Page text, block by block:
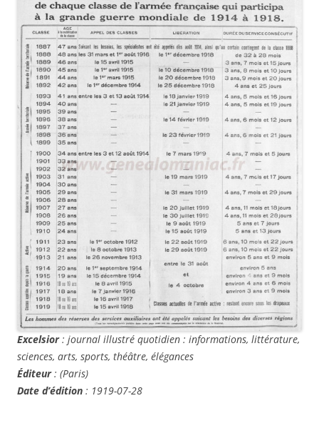
Excelsior: journal illustré quotidien : informations, littérature,
sciences, arts, sports, théâtre, élégances
Éditeur: (Paris)
Date d’édition : 1919-07-28